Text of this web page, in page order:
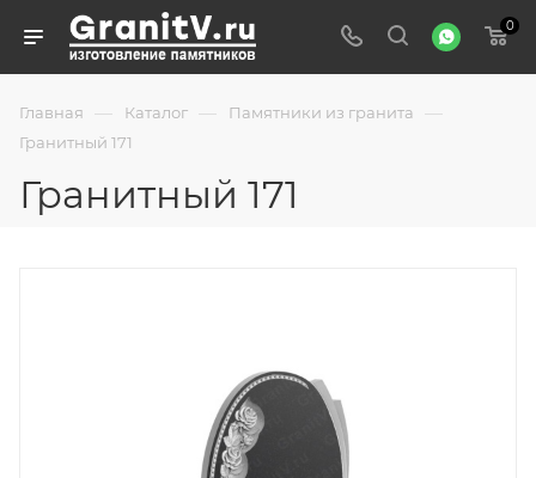
0
Главная — Каталог — Памятники из гранита —
Гранитный 171
Гранитный 171